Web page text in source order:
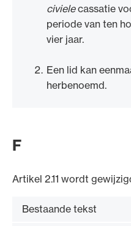
civielecassatie
periode van ten
vier jaar.
Een lid kan
herbenoemd.
F
Artikel 2.11 wordt
Bestaande tekst